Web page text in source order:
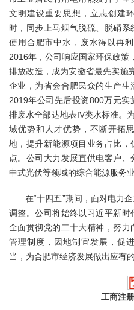
文明建设重要思想，立志创建
时，同步上马烟气脱硫、脱硝系
使用合肥市中水，废水得以再
2016年，公司响应国家环保政策
排放改造，成为安徽省最先实施
企业，为省会合肥民众的生产生
2019年公司先后投资800万元
排废水全部达地表IV类水标准。
域优势和人才优势，不断开拓
地，提升新能源项目业务占比
点。公司大力发展直供电客户
中式光伏等领域的综合能源服务业
在“十四五”期间，面对电力
调整。公司将始终以习近平新时
全面贯彻党的二十大精神，努
管理制度，因地制宜发展，促
当，为合肥市经济发展做出应有的
工商注